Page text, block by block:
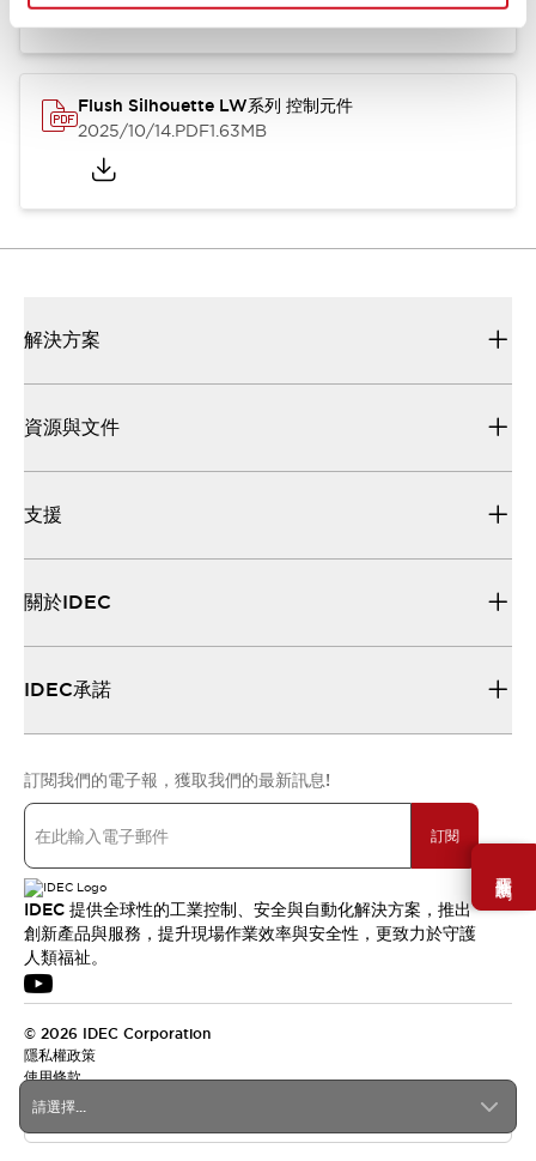
需要幫助嗎？
Flush Silhouette LW系列 控制元件
2025/10/14.PDF1.63MB
請選擇...
解決方案
資源與文件
支援
關於IDEC
IDEC承諾
訂閱我們的電子報，獲取我們的最新訊息!
訂閱
IDEC 提供全球性的工業控制、安全與自動化解決方案，推出
創新產品與服務，提升現場作業效率與安全性，更致力於守護
人類福祉。
© 2026 IDEC Corporation
隱私權政策
使用條款
台灣